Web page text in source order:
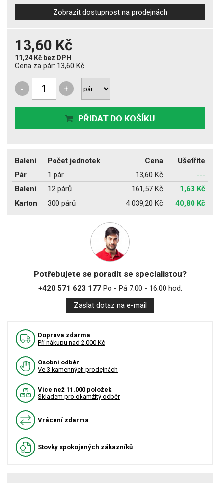
Zobrazit dostupnost na prodejnách
13,60 Kč
11,24 Kč bez DPH
Cena za pár: 13,60 Kč
- +
PŘIDAT DO KOŠÍKU
Balení Počet jednotek Cena
Ušetříte
Pár
1 pár 13,60 Kč
---
Balení
12 párů 161,57 Kč
1,63 Kč
Karton
300 párů 4 039,20 Kč 40,80 Kč
Potřebujete se poradit se specialistou?
+420 571 623 177Po - Pá 7:00 - 16:00 hod.
Zaslat dotaz na e-mail
Doprava zdarma
Pří nákupu nad 2.000 Kč
Osobní odběr
Ve 3 kamenných prodejnách
Více než 11.000 položek
Skladem pro okamžitý odběr
Vrácení zdarma
Stovky spokojených zákazníků